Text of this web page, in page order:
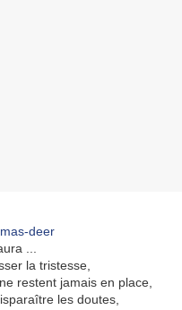
...
la tristesse,
restent jamais en place,
les doutes,